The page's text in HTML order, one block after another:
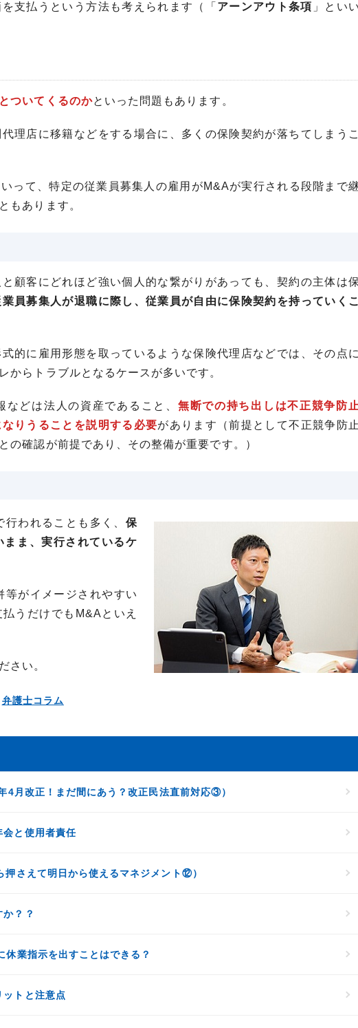
支払うという方法も考えられます（「 アーンアウト条項 」といい
ついてくるのかといった問題もあります。
理店に移籍などをする場合に、多くの保険契約が落ちてしまうこ
いって、特定の従業員募集人の雇用がM&Aが実行される段階まで継
もあります。
顧客にどれほど強い個人的な繋がりがあっても、契約の主体は保
員募集人が退職に際し、従業員が自由に保険契約を持っていくこ
的に雇用形態を取っているような保険代理店などでは、その点に
からトラブルとなるケースが多いです。
どは法人の資産であること、 無断での持ち出しは不正競争防止
りうることを説明する必要があります（前提として不正競争防止
の確認が前提であり、その整備が重要です。）
われることも多く、 保
まま、実行されているケ
等がイメージされやすい
うだけでもM&Aといえ
さい。
弁護士コラム
4月改正！まだ間にあう？改正民法直前対応③）
会と使用者責任
さえて明日から使えるマネジメント⑫）
？？
休業指示を出すことはできる？
ットと注意点